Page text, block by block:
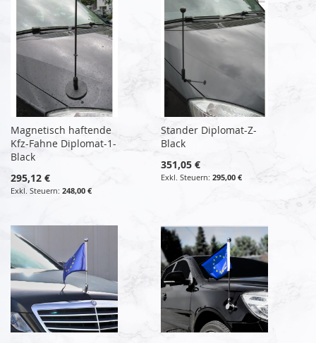
Magnetisch haftende
Kfz-Fahne Diplomat-1-
Black
295,12 €
248,00 €
Stander Diplomat-Z-
Black
351,05 €
295,00 €